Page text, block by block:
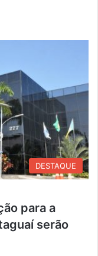
DESTAQUE
para a
serão